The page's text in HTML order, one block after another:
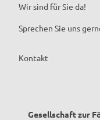
Wir sind für Sie da!
Sprechen Sie uns
Kontakt
Gesellschaft zur